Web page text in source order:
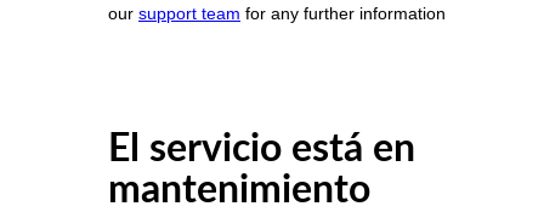
our support team for any further information
El servicio está en
mantenimiento